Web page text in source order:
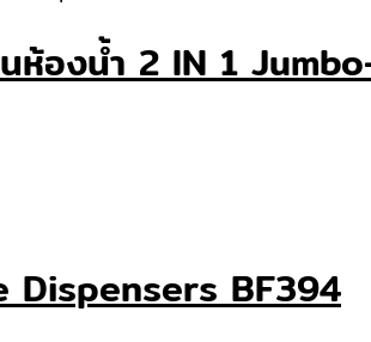
ห้องน้ำ 2 IN 1
Dispensers BF394